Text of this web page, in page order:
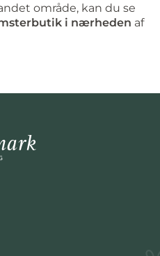
område, kan du se
i nærheden af